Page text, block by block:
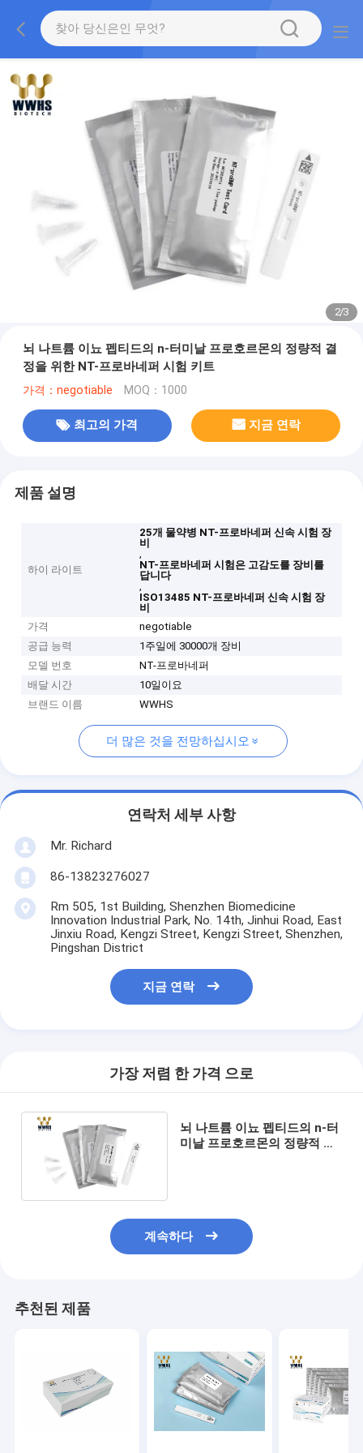
2/3
뇌 나트륨 이뇨 펩티드의 n-터미날 프로호르몬의 정량적 결
정을 위한 NT-프로바네퍼 시험 키트
가격：negotiable MOQ：1000
최고의 가격 지금 연락
제품 설명
하이 라이트
25개 물약병 NT-프로바네퍼 신속 시험 장
비
,
NT-프로바네퍼 시험은 고감도를 장비를
답니다
,
ISO13485 NT-프로바네퍼 신속 시험 장
비
가격
negotiable
공급 능력
1주일에 30000개 장비
모델 번호
NT-프로바네퍼
배달 시간
10일이요
브랜드 이름
WWHS
더 많은 것을 전망하십시오
연락처 세부 사항
Mr. Richard
86-13823276027
Rm 505, 1st Building, Shenzhen Biomedicine
Innovation Industrial Park, No. 14th, Jinhui Road, East
Jinxiu Road, Kengzi Street, Kengzi Street, Shenzhen,
Pingshan District
지금 연락
가장 저렴 한 가격 으로
뇌 나트륨 이뇨 펩티드의 n-터
미날 프로호르몬의 정량적 결
계속하다
추천된 제품